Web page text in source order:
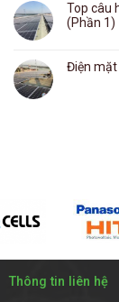
Top câu
(Phần 1)
Điện mặt
Thông tin liên hệ